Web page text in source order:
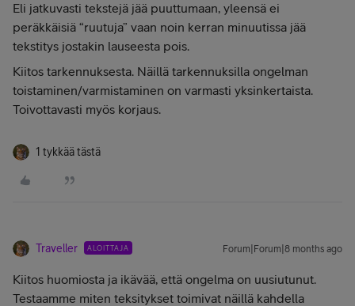
Eli jatkuvasti tekstejä jää puuttumaan, yleensä ei
peräkkäisiä “ruutuja” vaan noin kerran minuutissa jää
tekstitys jostakin lauseesta pois.
Kiitos tarkennuksesta. Näillä tarkennuksilla ongelman
toistaminen/varmistaminen on varmasti yksinkertaista.
Toivottavasti myös korjaus.
1 tykkää tästä
Traveller ALOITTAJA Forum|Forum|8 months ago
Kiitos huomiosta ja ikävää, että ongelma on uusiutunut.
Testaamme miten teksitykset toimivat näillä kahdella